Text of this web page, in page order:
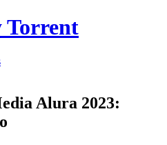
Torrent
Alura 2023: